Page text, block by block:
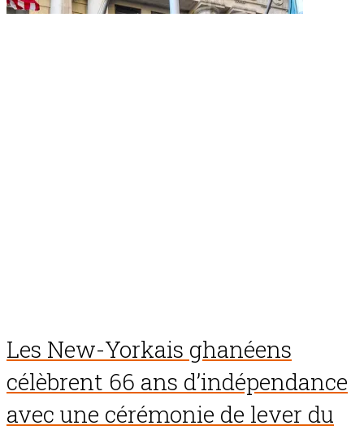
Les New-Yorkais ghanéens
célèbrent 66 ans d’indépendance
avec une cérémonie de lever du